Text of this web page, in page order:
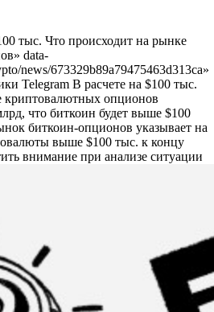
тыс. Что происходит на рынке
data-
news/673329b89a79475463d313ca»
Telegram В расчете на $100 тыс.
криптовалютных опционов
что биткоин будет выше $100
биткоин-опционов указывает на
выше $100 тыс. к концу
внимание при анализе ситуации